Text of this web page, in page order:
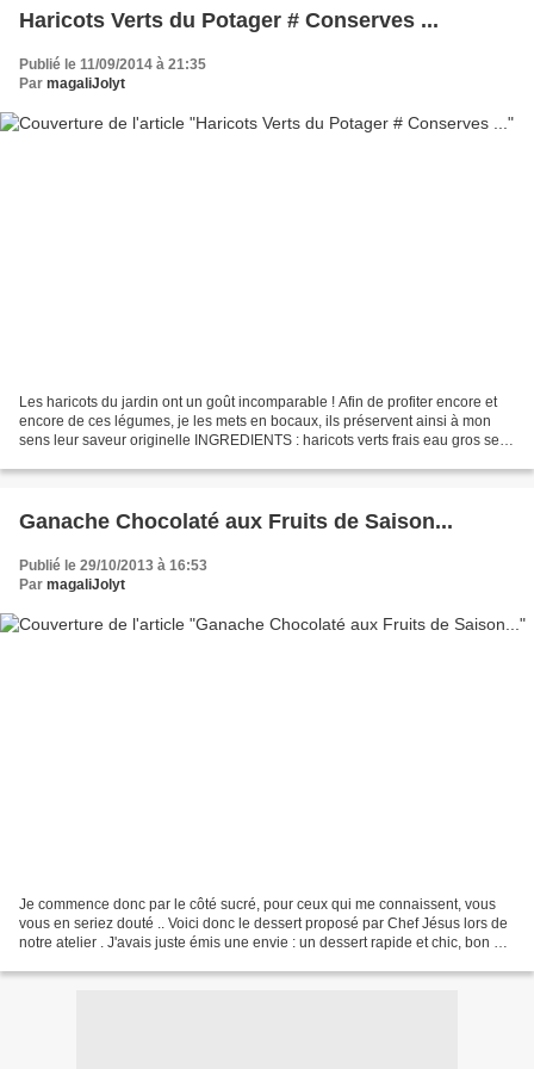
Haricots Verts du Potager # Conserves ...
Publié le 11/09/2014 à 21:35
Par magaliJolyt
Les haricots du jardin ont un goût incomparable ! Afin de profiter encore et
encore de ces légumes, je les mets en bocaux, ils préservent ainsi à mon
sens leur saveur originelle INGREDIENTS : haricots verts frais eau gros sel
Ganache Chocolaté aux Fruits de Saison...
Publié le 29/10/2013 à 16:53
Par magaliJolyt
Je commence donc par le côté sucré, pour ceux qui me connaissent, vous
vous en seriez douté .. Voici donc le dessert proposé par Chef Jésus lors de
notre atelier . J'avais juste émis une envie : un dessert rapide et chic, bon au